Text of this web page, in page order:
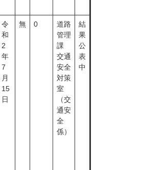
令
和
2
年
7
月
15
日
無 0
道路
管理
課
交通
安全
対策
室
（交
通安
全
係）
結
果
公
表
中